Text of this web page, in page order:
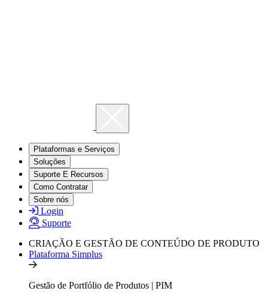
Plataformas e Serviços
Soluções
Suporte E Recursos
Como Contratar
Sobre nós
Login
Suporte
CRIAÇÃO E GESTÃO DE CONTEÚDO DE PRODUTO
Plataforma Simplus
Gestão de Portfólio de Produtos | PIM